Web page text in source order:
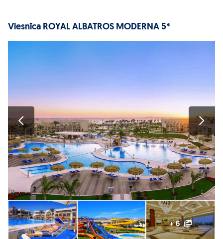
Viesnīca ROYAL ALBATROS MODERNA 5*
+ 6